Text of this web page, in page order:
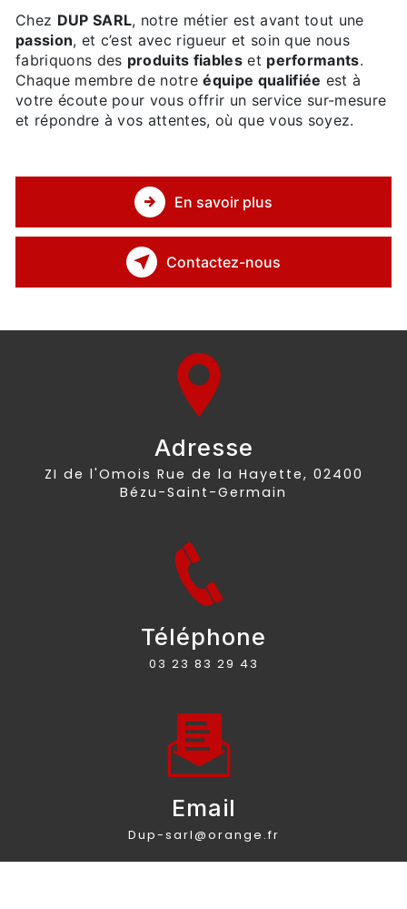
Chez DUP SARL, notre métier est avant tout une
passion, et c’est avec rigueur et soin que nous
fabriquons des produits fiableset performants.
Chaque membre de notreéquipe qualifiée est à
votre écoute pour vous offrir un service sur-mesure
et répondre à vos attentes, où que vous soyez.
En savoir plus
Contactez-nous
Adresse
ZI de l'Omois Rue de la Hayette, 02400
Bézu-Saint-Germain
Téléphone
03 23 83 29 43
Email
dup-sarl@orange.fr